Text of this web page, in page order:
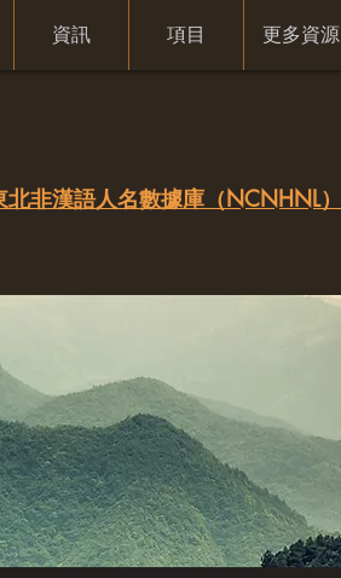
資訊 項目 更多資源
北非漢語人名數據庫（NCNHNL）